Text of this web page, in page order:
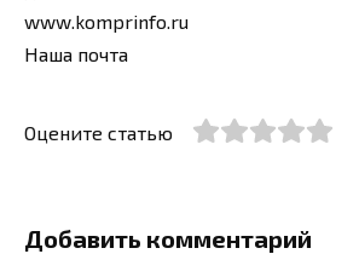
www.komprinfo.ru
Наша почта
Оцените статью
Добавить комментарий